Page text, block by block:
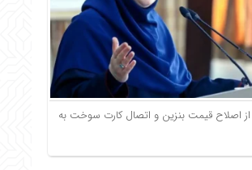
از اصلاح قیمت بنزین و اتصال کارت سوخت به